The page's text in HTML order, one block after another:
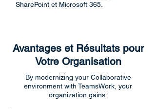
SharePoint et Microsoft 365.
Avantages et Résultats pour
Votre Organisation
By modernizing your Collaborative
environment with TeamsWork, your
organization gains: